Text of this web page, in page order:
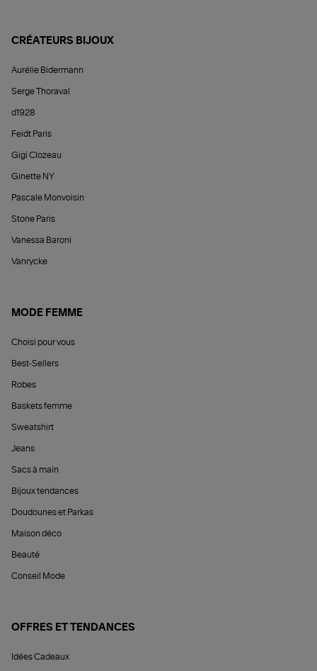
CRÉATEURS BIJOUX
Aurélie Bidermann
Serge Thoraval
d1928
Feidt Paris
Gigi Clozeau
Ginette NY
Pascale Monvoisin
Stone Paris
Vanessa Baroni
Vanrycke
MODE FEMME
Choisi pour vous
Best-Sellers
Robes
Baskets femme
Sweatshirt
Jeans
Sacs à main
Bijoux tendances
Doudounes et Parkas
Maison déco
Beauté
Conseil Mode
OFFRES ET TENDANCES
Idées Cadeaux